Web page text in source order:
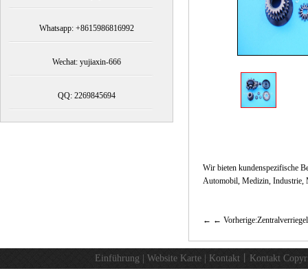
Whatsapp: +8615986816992
Wechat: yujiaxin-666
QQ: 2269845694
Wir bieten kundenspezifische
Automobil, Medizin, Industrie,
←
Einführung Website Karte Kontakt Kontakt